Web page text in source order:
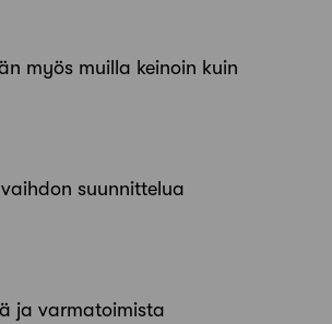
myös muilla keinoin kuin
suunnittelua
ja varmatoimista